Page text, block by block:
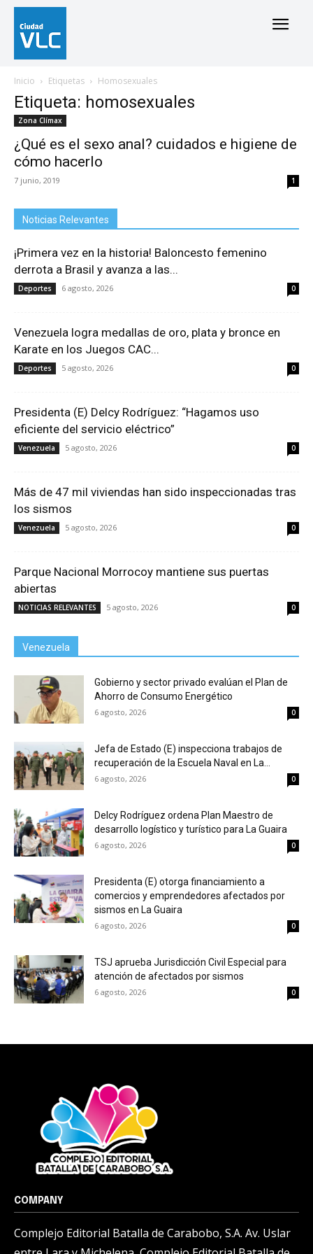
Inicio Etiquetas Homosexuales
Etiqueta: homosexuales
Zona Clímax
¿Qué es el sexo anal? cuidados e higiene de
cómo hacerlo
7 junio, 2019 1
Noticias Relevantes
¡Primera vez en la historia! Baloncesto femenino
derrota a Brasil y avanza a las...
Deportes 6 agosto, 2026 0
Venezuela logra medallas de oro, plata y bronce en
Karate en los Juegos CAC...
Deportes 5 agosto, 2026 0
Presidenta (E) Delcy Rodríguez: “Hagamos uso
eficiente del servicio eléctrico”
Venezuela 5 agosto, 2026 0
Más de 47 mil viviendas han sido inspeccionadas tras
los sismos
Venezuela 5 agosto, 2026 0
Parque Nacional Morrocoy mantiene sus puertas
abiertas
NOTICIAS RELEVANTES 5 agosto, 2026 0
Venezuela
Gobierno y sector privado evalúan el Plan de
Ahorro de Consumo Energético
6 agosto, 2026 0
Jefa de Estado (E) inspecciona trabajos de
recuperación de la Escuela Naval en La...
6 agosto, 2026 0
Delcy Rodríguez ordena Plan Maestro de
desarrollo logístico y turístico para La Guaira
6 agosto, 2026 0
Presidenta (E) otorga financiamiento a
comercios y emprendedores afectados por
sismos en La Guaira
6 agosto, 2026 0
TSJ aprueba Jurisdicción Civil Especial para
atención de afectados por sismos
6 agosto, 2026 0
COMPANY
Complejo Editorial Batalla de Carabobo, S.A. Av. Uslar